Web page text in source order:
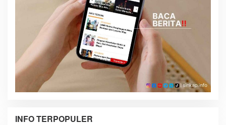
INFO TERPOPULER